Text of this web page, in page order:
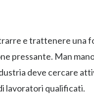
e trattenere una
pressante. Man
deve cercare
lavoratori qualificati.